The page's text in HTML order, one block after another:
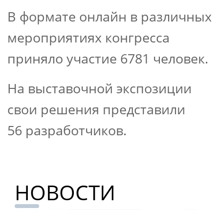
В формате онлайн в различных
мероприятиях конгресса
приняло участие 6781 человек.
На выставочной экспозиции
свои решения представили
56 разработчиков.
НОВОСТИ